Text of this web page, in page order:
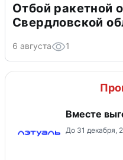
Отбой ракетной
Свердловской
6 августа 1
Вместе
До 31 декабря,